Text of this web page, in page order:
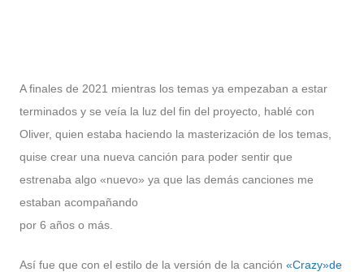
A finales de 2021 mientras los temas ya empezaban a estar
terminados y se veía la luz del fin del proyecto, hablé con
Oliver, quien estaba haciendo la masterización de los temas,
quise crear una nueva canción para poder sentir que
estrenaba algo «nuevo» ya que las demás canciones me
estaban acompañando
por 6 años o más.
Así fue que con el estilo de la versión de la canción «Crazy»de